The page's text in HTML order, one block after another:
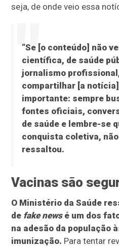
seja, de onde veio essa
“Se [o conteúdo] não
científica, de saúde
jornalismo
compartilhar [a
importante: sempre
fontes oficiais,
de saúde e lembre-se
conquista coletiva,
ressaltou.
Vacinas são
O Ministério da Saúde
de fake newsé um dos
na adesão da população
imunização. Para tentar